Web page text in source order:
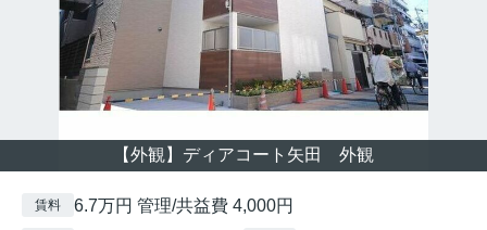
【外観】ディアコート矢田 外観
賃料 6.7万円 管理/共益費 4,000円